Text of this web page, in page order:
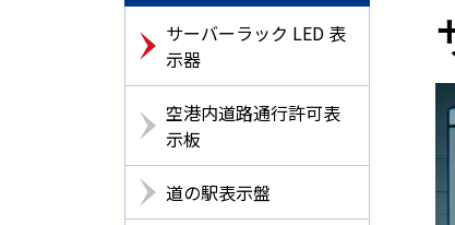
サーバーラック LED 表
示器
空港内道路通行許可表
示板
道の駅表示盤